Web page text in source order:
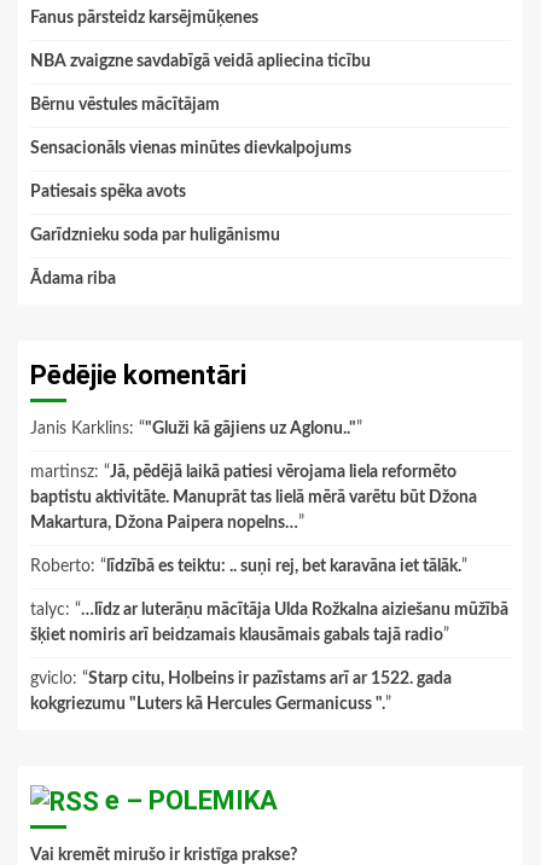
Fanus pārsteidz karsējmūķenes
NBA zvaigzne savdabīgā veidā apliecina ticību
Bērnu vēstules mācītājam
Sensacionāls vienas minūtes dievkalpojums
Patiesais spēka avots
Garīdznieku soda par huligānismu
Ādama riba
Pēdējie komentāri
Janis Karklins: “"Gluži kā gājiens uz Aglonu.."”
martinsz: “Jā, pēdējā laikā patiesi vērojama liela reformēto
baptistu aktivitāte. Manuprāt tas lielā mērā varētu būt Džona
Makartura, Džona Paipera nopelns…”
Roberto: “ līdzībā es teiktu: .. suņi rej, bet karavāna iet tālāk.”
talyc: “…līdz ar luterāņu mācītāja Ulda Rožkalna aiziešanu mūžībā
šķiet nomiris arī beidzamais klausāmais gabals tajā radio”
gviclo: “Starp citu, Holbeins ir pazīstams arī ar 1522. gada
kokgriezumu "Luters kā Hercules Germanicuss ".”
e – POLEMIKA
Vai kremēt mirušo ir kristīga prakse?